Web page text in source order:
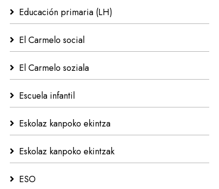
Educación primaria (LH)
El Carmelo social
El Carmelo soziala
Escuela infantil
Eskolaz kanpoko ekintza
Eskolaz kanpoko ekintzak
ESO